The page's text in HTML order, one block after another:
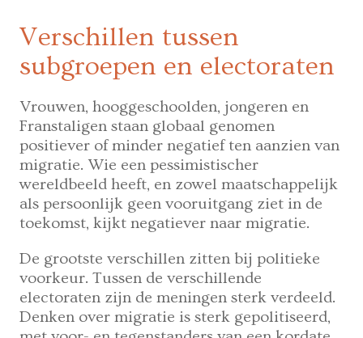
Verschillen tussen
subgroepen en electoraten
Vrouwen, hooggeschoolden, jongeren en
Franstaligen staan globaal genomen
positiever of minder negatief ten aanzien van
migratie. Wie een pessimistischer
wereldbeeld heeft, en zowel maatschappelijk
als persoonlijk geen vooruitgang ziet in de
toekomst, kijkt negatiever naar migratie.
De grootste verschillen zitten bij politieke
voorkeur. Tussen de verschillende
electoraten zijn de meningen sterk verdeeld.
Denken over migratie is sterk gepolitiseerd,